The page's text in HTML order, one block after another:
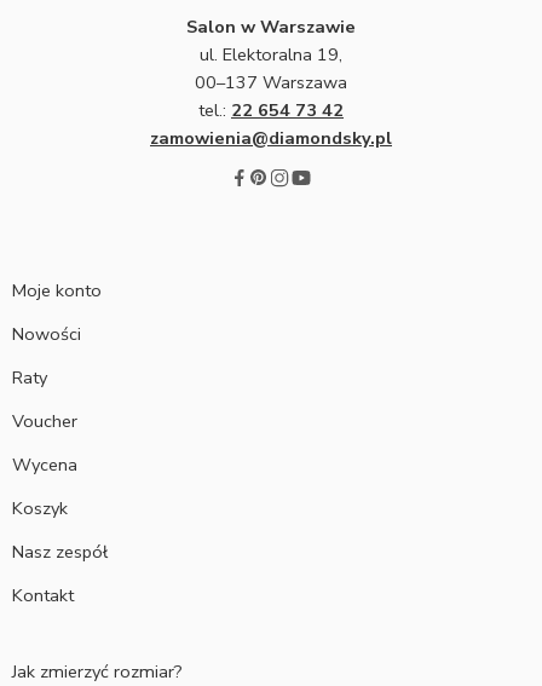
Salon w Warszawie
ul. Elektoralna 19,
00–137 Warszawa
tel.: 22 654 73 42
zamowienia@diamondsky.pl
Moje konto
Nowości
Raty
Voucher
Wycena
Koszyk
Nasz zespół
Kontakt
Jak zmierzyć rozmiar?